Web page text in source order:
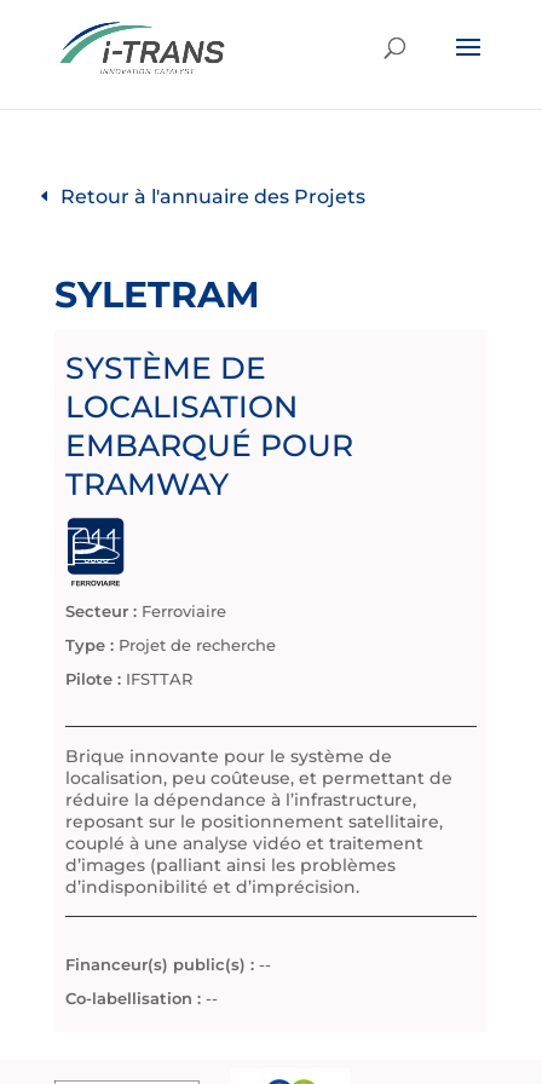
Retour à l'annuaire des Projets
SYLETRAM
SYSTÈME DE
LOCALISATION
EMBARQUÉ POUR
TRAMWAY
Secteur : Ferroviaire
Type : Projet de recherche
Pilote : IFSTTAR
Brique innovante pour le système de
localisation, peu coûteuse, et permettant de
réduire la dépendance à l’infrastructure,
reposant sur le positionnement satellitaire,
couplé à une analyse vidéo et traitement
d’images (palliant ainsi les problèmes
d’indisponibilité et d’imprécision.
Financeur(s) public(s) : --
Co-labellisation : --